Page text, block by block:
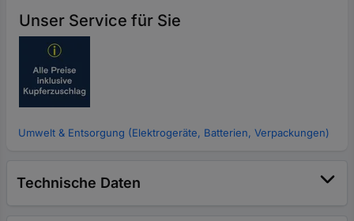
Unser Service für Sie
Umwelt & Entsorgung (Elektrogeräte, Batterien, Verpackungen)
Technische Daten